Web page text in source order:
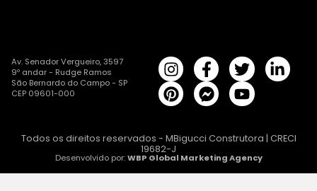
Av. Senador Vergueiro, 3597
9º andar - Rudge Ramos
São Bernardo do Campo - SP
CEP 09601-000
Todos os direitos reservados - MBigucci Construtora | CRECI
19682-J
Desenvolvido por:WBP Global Marketing Agency